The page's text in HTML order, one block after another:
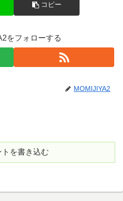
コピー
をフォローする
MOMIJIYA2
トを書き込む